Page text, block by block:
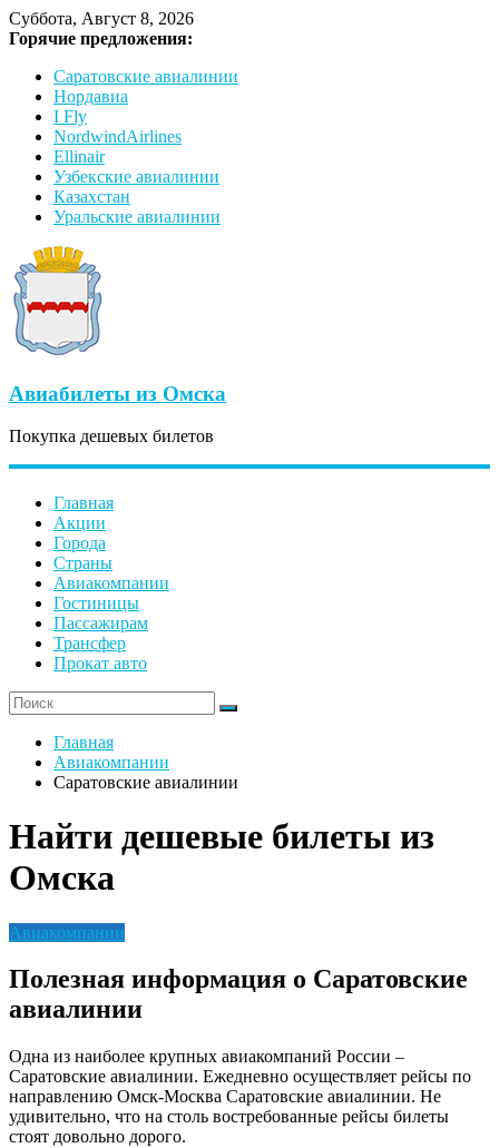
Суббота, Август 8, 2026
Горячие предложения:
Саратовские авиалинии
Нордавиа
I Fly
NordwindAirlines
Ellinair
Узбекские авиалинии
Казахстан
Уральские авиалинии
Авиабилеты из Омска
Покупка дешевых билетов
Главная
Акции
Города
Страны
Авиакомпании
Гостиницы
Пассажирам
Трансфер
Прокат авто
Главная
Авиакомпании
Саратовские авиалинии
Найти дешевые билеты из
Омска
Авиакомпании
Полезная информация о Саратовские
авиалинии
Одна из наиболее крупных авиакомпаний России –
Саратовские авиалинии. Ежедневно осуществляет рейсы по
направлению Омск-Москва Саратовские авиалинии. Не
удивительно, что на столь востребованные рейсы билеты
стоят довольно дорого.